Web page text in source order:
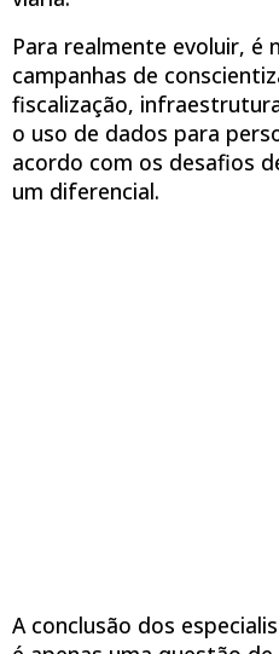
Para realmente evoluir, é
campanhas de
fiscalização,
o uso de dados para
acordo com os desafios
um diferencial.
A conclusão dos